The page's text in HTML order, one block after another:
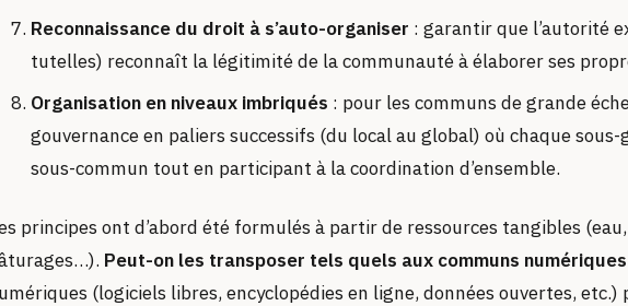
Reconnaissance du droit à s’auto-organiser : garantir que l’autorité
tutelles) reconnaît la légitimité de la communauté à élaborer ses
Organisation en niveaux imbriqués : pour les communs de grande
gouvernance en paliers successifs (du local au global) où chaque sous-
sous-commun tout en participant à la coordination d’ensemble.
principes ont d’abord été formulés à partir de ressources tangibles
Peut-on les transposer tels quels aux communs numériques
(logiciels libres, encyclopédies en ligne, données ouvertes, etc.)